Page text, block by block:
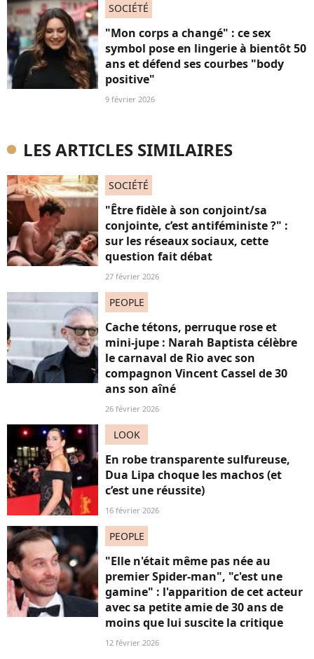
SOCIÉTÉ
"Mon corps a changé" : ce sex
symbol pose en lingerie à bientôt 50
ans et défend ses courbes "body
positive"
9 février 2026
LES ARTICLES SIMILAIRES
SOCIÉTÉ
"Être fidèle à son conjoint/sa
conjointe, c’est antiféministe ?" :
sur les réseaux sociaux, cette
question fait débat
27 février 2026
PEOPLE
Cache tétons, perruque rose et
mini-jupe : Narah Baptista célèbre
le carnaval de Rio avec son
compagnon Vincent Cassel de 30
ans son aîné
26 février 2026
LOOK
En robe transparente sulfureuse,
Dua Lipa choque les machos (et
c’est une réussite)
16 février 2026
PEOPLE
"Elle n'était même pas née au
premier Spider-man", "c'est une
gamine" : l'apparition de cet acteur
avec sa petite amie de 30 ans de
moins que lui suscite la critique
12 février 2026